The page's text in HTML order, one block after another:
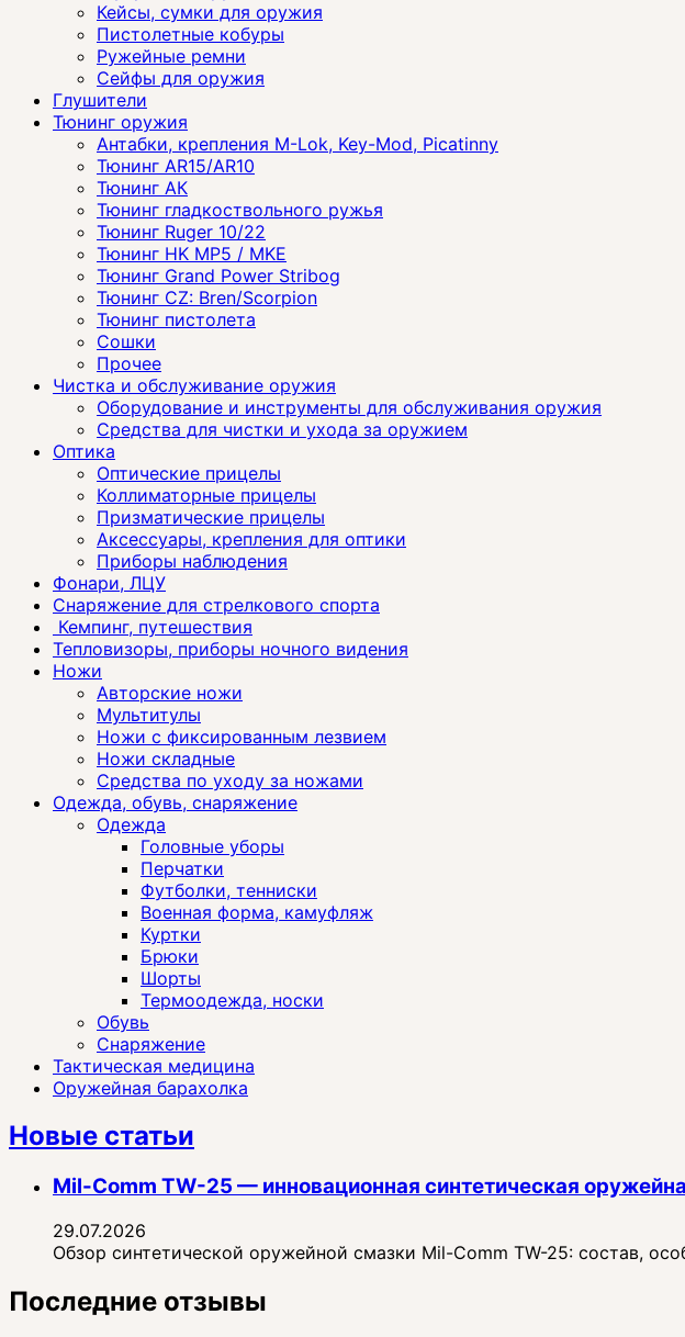
Кейсы, сумки для оружия
Пистолетные кобуры
Ружейные ремни
Сейфы для оружия
Глушители
Тюнинг оружия
Антабки, крепления M-Lok, Key-Mod, Picatinny
Тюнинг AR15/AR10
Тюнинг АК
Тюнинг гладкоствольного ружья
Тюнинг Ruger 10/22
Тюнинг HK MP5 / MKE
Тюнинг Grand Power Stribog
Тюнинг CZ: Bren/Scorpion
Тюнинг пистолета
Сошки
Прочее
Чистка и обслуживание оружия
Оборудование и инструменты для обслуживания оружия
Средства для чистки и ухода за оружием
Оптика
Оптические прицелы
Коллиматорные прицелы
Призматические прицелы
Аксессуары, крепления для оптики
Приборы наблюдения
Фонари, ЛЦУ
Снаряжение для стрелкового спорта
Кемпинг, путешествия
Тепловизоры, приборы ночного видения
Ножи
Авторские ножи
Мультитулы
Ножи с фиксированным лезвием
Ножи складные
Средства по уходу за ножами
Одежда, обувь, снаряжение
Одежда
Головные уборы
Перчатки
Футболки, тенниски
Военная форма, камуфляж
Куртки
Брюки
Шорты
Термоодежда, носки
Обувь
Снаряжение
Тактическая медицина
Оружейная барахолка
Новые статьи
Mil-Comm TW-25 — инновационная синтетическая
29.07.2026
Обзор синтетической оружейной смазки Mil-Comm TW-25: состав,
Последние отзывы